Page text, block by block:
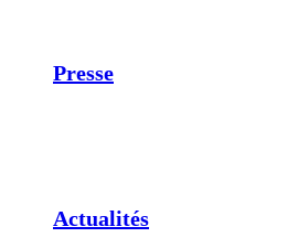
Presse
Actualités